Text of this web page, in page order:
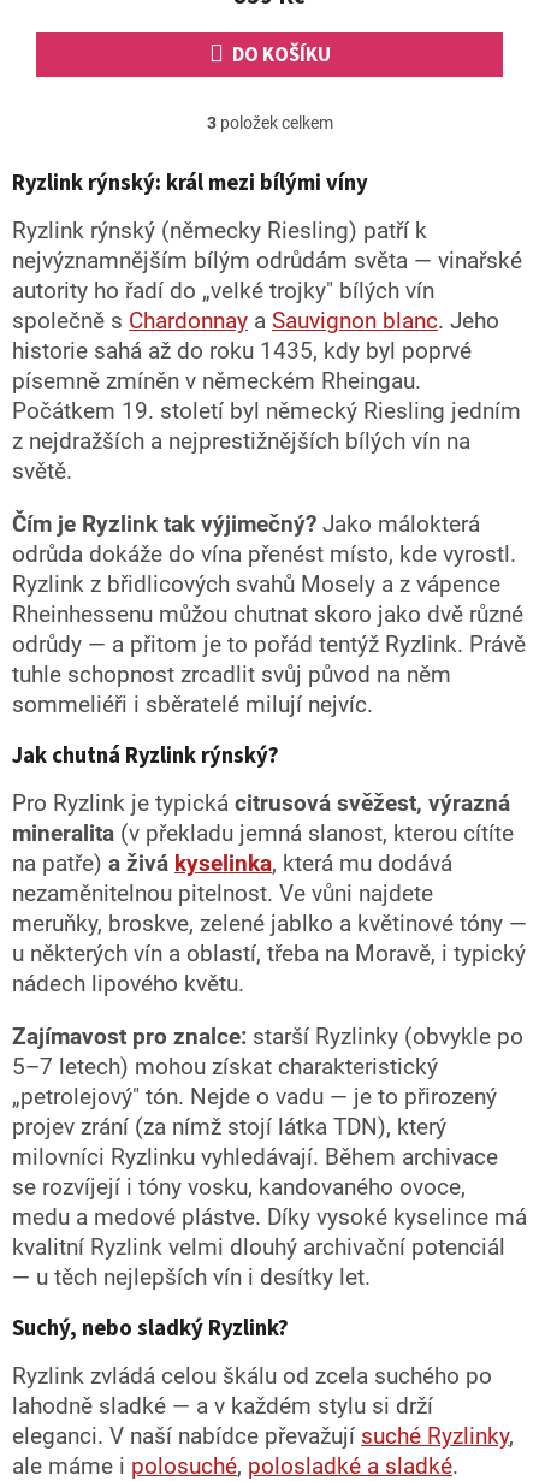
hvězdiček.
DO KOŠÍKU
O
l
d
a
c
í
p
r
v
k
y
v
ý
s
u
3položek celkem
Ryzlink rýnský: král mezi bílými víny
Ryzlink rýnský (německy Riesling) patří k
nejvýznamnějším bílým odrůdám světa — vinařské
autority ho řadí do „velké trojky" bílých vín
společně s Chardonnay a Sauvignon blanc. Jeho
historie sahá až do roku 1435, kdy byl poprvé
písemně zmíněn v německém Rheingau.
Počátkem 19. století byl německý Riesling jedním
z nejdražších a nejprestižnějších bílých vín na
světě.
Čím je Ryzlink tak výjimečný? Jako málokterá
odrůda dokáže do vína přenést místo, kde vyrostl.
Ryzlink z břidlicových svahů Mosely a z vápence
Rheinhessenu můžou chutnat skoro jako dvě různé
odrůdy — a přitom je to pořád tentýž Ryzlink. Právě
tuhle schopnost zrcadlit svůj původ na něm
sommeliéři i sběratelé milují nejvíc.
Jak chutná Ryzlink rýnský?
Pro Ryzlink je typická citrusová svěžest, výrazná
mineralita (v překladu jemná slanost, kterou cítíte
na patře) a živá kyselinka, která mu dodává
nezaměnitelnou pitelnost. Ve vůni najdete
meruňky, broskve, zelené jablko a květinové tóny —
u některých vín a oblastí, třeba na Moravě, i typický
nádech lipového květu.
Zajímavost pro znalce: starší Ryzlinky (obvykle po
5–7 letech) mohou získat charakteristický
„petrolejový" tón. Nejde o vadu — je to přirozený
projev zrání (za nímž stojí látka TDN), který
milovníci Ryzlinku vyhledávají. Během archivace
se rozvíjejí i tóny vosku, kandovaného ovoce,
medu a medové plástve. Díky vysoké kyselince má
kvalitní Ryzlink velmi dlouhý archivační potenciál
— u těch nejlepších vín i desítky let.
Suchý, nebo sladký Ryzlink?
Ryzlink zvládá celou škálu od zcela suchého po
lahodně sladké — a v každém stylu si drží
eleganci. V naší nabídce převažují suché Ryzlinky,
ale máme i polosuché, polosladké a sladké.